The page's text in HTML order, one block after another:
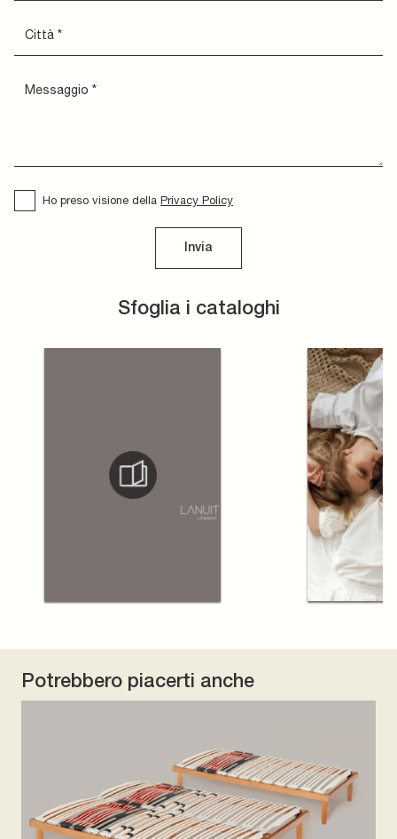
Sfoglia i cataloghi
Ho preso visione della Privacy Policy
Invia
Potrebbero piacerti anche